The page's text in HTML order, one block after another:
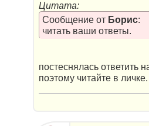
Цитата:
Сообщение от Борис:
читать ваши ответы.
постеснялась ответить
поэтому читайте в личке.